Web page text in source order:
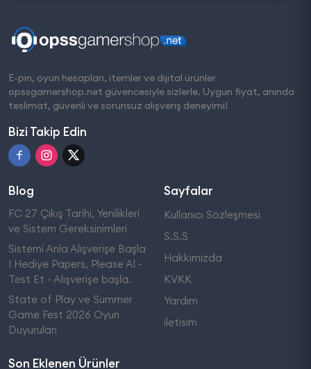
E-pin, oyun hesapları, itemler ve dijital ürünler
opssgamershop.net güvencesiyle sizlerle. Uygun fiyat, anında
teslimat, güvenli ve sorunsuz alışveriş deneyimi!
Bizi Takip Edin
Blog
FC 27 Çıkış Tarihi, Yenilikleri
ve Sistem Gereksinimleri
Sistemi Anla Alışverişe Başla
! Hediye Papers, Please Al -
Test Et - Alışverişe başla.
State of Play ve Summer
Game Fest 2026 Oyun
Duyuruları
Sayfalar
Kullanıcı Sözleşmesi
S.S.S
Hakkımızda
KVKK
Yardım
iletisim
Son Eklenen Ürünler